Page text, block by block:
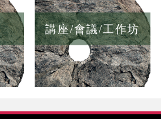
講座/會議/工作坊